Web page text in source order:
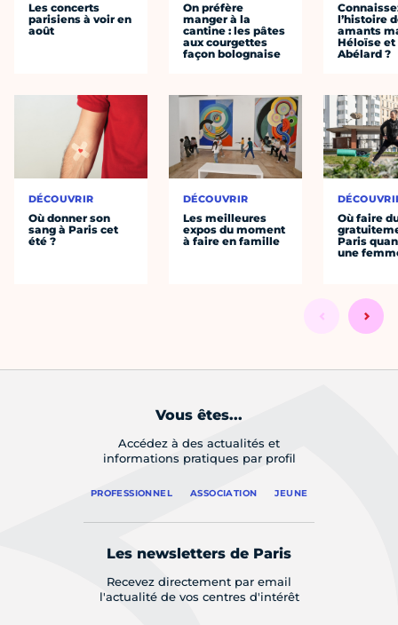
Les concerts
parisiens à voir en
août
DÉCOUVRIR
Où donner son
sang à Paris cet
été ?
On préfère
manger à la
cantine : les pâtes
aux courgettes
façon bolognaise
DÉCOUVRIR
Les meilleures
expos du moment
à faire en famille
l’histoire
amants
Héloïse et
Abélard ?
Où faire
Paris
une
Vous êtes...
Accédez à des actualités et
informations pratiques par profil
PROFESSIONNEL ASSOCIATION JEUNE
Les newsletters de Paris
Recevez directement par email
l'actualité de vos centres d'intérêt